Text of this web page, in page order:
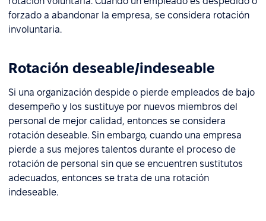
forzado a abandonar la empresa, se considera rotación
involuntaria.
Rotación deseable/indeseable
Si una organización despide o pierde empleados de bajo
desempeño y los sustituye por nuevos miembros del
personal de mejor calidad, entonces se considera
rotación deseable. Sin embargo, cuando una empresa
pierde a sus mejores talentos durante el proceso de
rotación de personal sin que se encuentren sustitutos
adecuados, entonces se trata de una rotación
indeseable.